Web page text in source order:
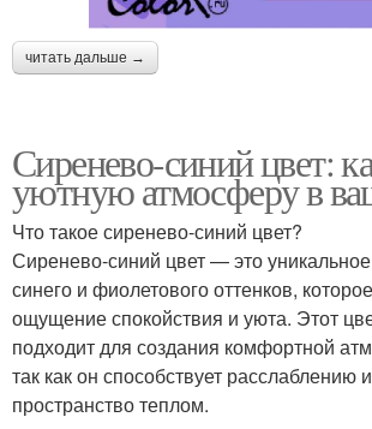
читать дальше →
Сиренево-синий цвет:
уютную атмосферу в
Что такое сиренево-синий цвет?
Сиренево-синий цвет — это
синего и фиолетового оттенков,
ощущение спокойствия и уюта. Этот
подходит для создания комфортной
так как он способствует расслаблению
пространство теплом.